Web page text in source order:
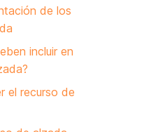
de los
incluir en
el recurso de